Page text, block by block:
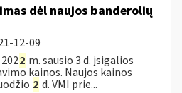
dėl naujos banderolių
12-09
2 m. sausio 3 d. įsigalios
kainos. Naujos kainos
2 d. VMI prie...